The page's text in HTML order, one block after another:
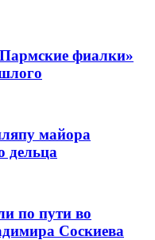
фиалки»
майора
дельца
по пути во
Соскиева